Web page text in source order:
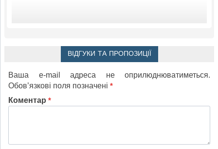
ВІДГУКИ ТА ПРОПОЗИЦІЇ
Ваша e-mail адреса не оприлюднюватиметься.
Обов’язкові поля позначені *
Коментар *